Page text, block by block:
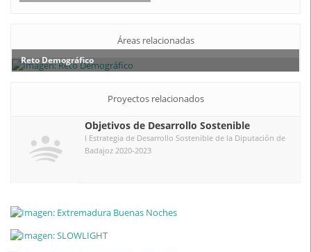
Áreas relacionadas
Reto Demográfico
Proyectos relacionados
Objetivos de Desarrollo Sostenible
I Estrategia de Desarrollo Sostenible de la Diputación de
Badajoz 2020-2023